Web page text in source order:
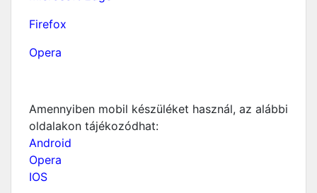
Firefox
Opera
Amennyiben mobil készüléket használ, az alábbi
oldalakon tájékozódhat:
Android
Opera
IOS